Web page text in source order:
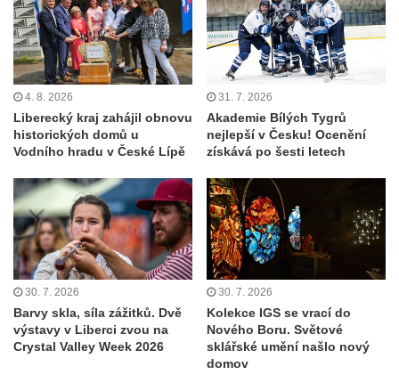
4. 8. 2026
Liberecký kraj zahájil obnovu
historických domů u
Vodního hradu v České Lípě
31. 7. 2026
Akademie Bílých Tygrů
nejlepší v Česku! Ocenění
získává po šesti letech
30. 7. 2026
Barvy skla, síla zážitků. Dvě
výstavy v Liberci zvou na
Crystal Valley Week 2026
30. 7. 2026
Kolekce IGS se vrací do
Nového Boru. Světové
sklářské umění našlo nový
domov